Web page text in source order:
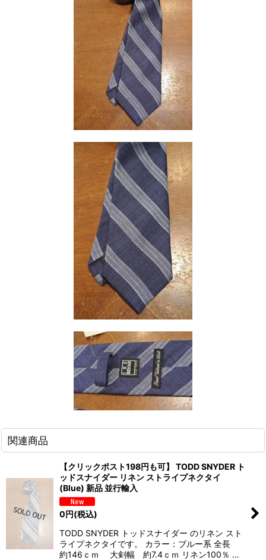
関連商品
【クリックポスト198円も可】 TODD SNYDER ト
ッドスナイダー リネン ストライプネクタイ
(Blue) 新品 並行輸入
0円(税込)
TODD SNYDER トッドスナイダー のリネン スト
ライプネクタイです。 カラー：ブルー系 全長
約146ｃｍ 大剣幅 約7.4ｃｍ リネン100％ …